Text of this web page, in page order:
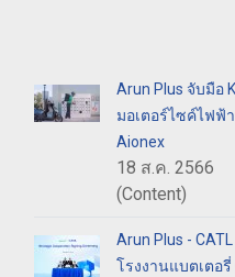
Arun Plus จับมือ
มอเตอร์ไซค์ไฟฟ้
Aionex
18 ส.ค. 2566
(Content)
Arun Plus -
โรงงานแบตเตอรี่